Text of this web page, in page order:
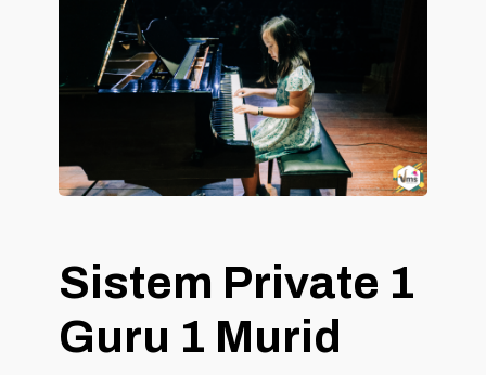
Sistem Private 1
Guru 1 Murid